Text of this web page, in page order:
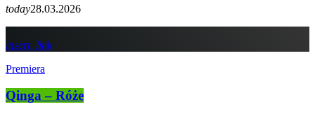
today28.03.2026
insert_link
Premiera
Qinga – Róże